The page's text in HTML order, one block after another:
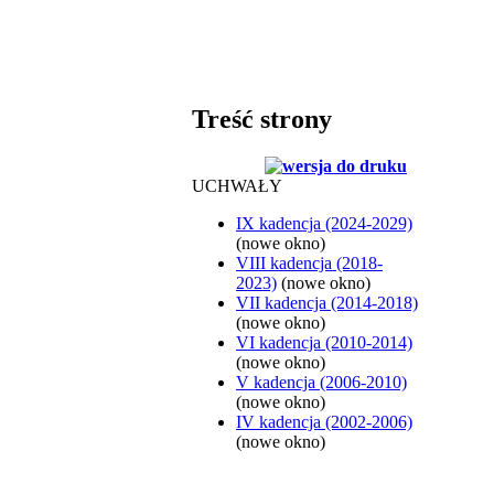
Treść strony
UCHWAŁY
IX kadencja (2024-2029)
(nowe okno)
VIII kadencja (2018-
2023) (nowe okno)
VII kadencja (2014-2018)
(nowe okno)
VI kadencja (2010-2014)
(nowe okno)
V kadencja (2006-2010)
(nowe okno)
IV kadencja (2002-2006)
(nowe okno)